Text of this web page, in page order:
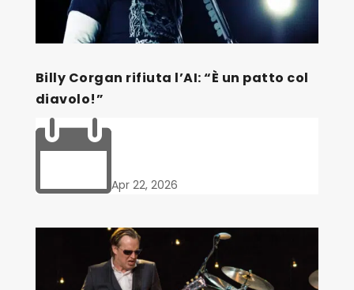
Billy Corgan rifiuta l’AI: “È un patto col
diavolo!”
Apr 22, 2026